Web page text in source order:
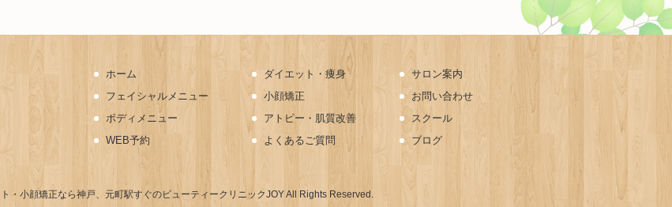
ホーム
フェイシャルメニュー
ボディメニュー
WEB予約
ダイエット・痩身
小顔矯正
アトピー・肌質改善
よくあるご質問
サロン案内
お問い合わせ
スクール
ブログ
・小顔矯正なら神戸、元町駅すぐのビューティークリニックJOYAll Rights Reserved.